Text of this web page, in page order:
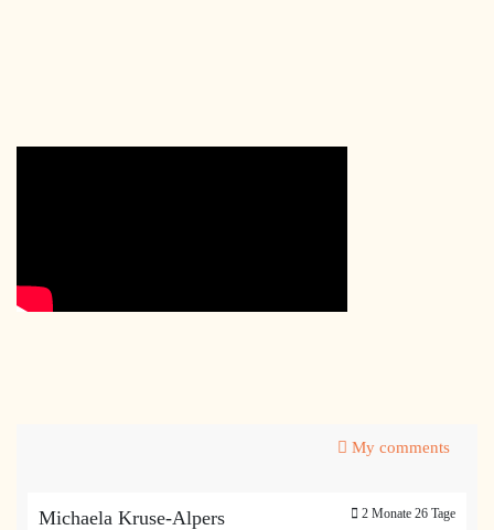
My comments
Michaela Kruse-Alpers 2 Monate 26 Tage